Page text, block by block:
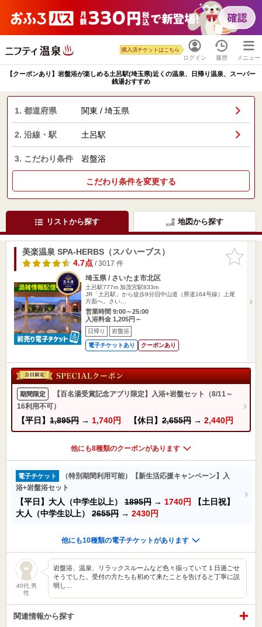
ログイン
購入済チケットはこちら
履歴 メニュー
【クーポンあり】岩盤浴が楽しめる土呂駅(埼玉県)近くの温泉、日帰り温泉、スーパー
銭湯おすすめ
1. 都道府県 関東 / 埼玉県
2. 沿線・駅 土呂駅
3. こだわり条件 岩盤浴
こだわり条件を変更する
リストから探す 地図から探す
お気に入
りに追加
美楽温泉 SPA-HERBS（スパハーブス）
4.7点/ 3017 件
埼玉県 / さいたま市北区
土呂駅777m 加茂宮駅833m
JR「土呂駅」から徒歩9分旧中山道（県道164号線）上尾
方面へ。さい…
営業時間 9:00～25:00
入浴料金 1,205円～
日帰り 岩盤浴
電子チケットあり クーポンあり
期間限定
【百名湯受賞記念アプリ限定】入浴+岩盤セット（8/11～
16利用不可）
【平日】 1,895円 → 1,740円 【休日】 2,655円 → 2,440円
他にも8種類のクーポンがあります
電子チケット
（特別期間利用可能）【新生活応援キャンペーン】入
浴+岩盤浴セット
【平日】大人（中学生以上） 1895円 → 1740円
【土日祝】
大人（中学生以上） 2655円 → 2430円
他にも10種類の電子チケットがあります
40代 男
性
岩盤浴、温泉、リラックスルームなど色々揃っていて１日過ごせ
そうでした。受付の方たちも初めて来たことを告げると丁寧に説
明し…
関連情報から探す